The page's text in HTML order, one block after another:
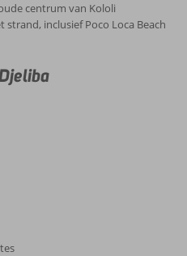
centrum van Kololi
strand, inclusief Poco Loca Beach